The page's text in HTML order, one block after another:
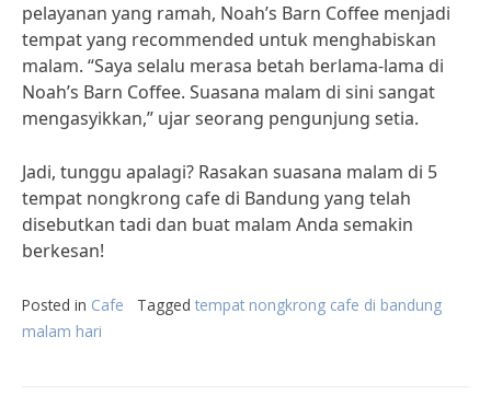
pelayanan yang ramah, Noah’s Barn Coffee menjadi
tempat yang recommended untuk menghabiskan
malam. “Saya selalu merasa betah berlama-lama di
Noah’s Barn Coffee. Suasana malam di sini sangat
mengasyikkan,” ujar seorang pengunjung setia.
Jadi, tunggu apalagi? Rasakan suasana malam di 5
tempat nongkrong cafe di Bandung yang telah
disebutkan tadi dan buat malam Anda semakin
berkesan!
Posted in Cafe Tagged tempat nongkrong cafe di bandung
malam hari